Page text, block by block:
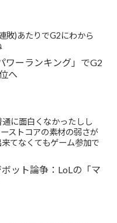
敗)あたりでG2にわから
ワーランキング」でG2
へ
に面白くなかったしし
ストコアの素材の弱さが
てなくてもゲーム参加で
ット論争：LoLの「マ